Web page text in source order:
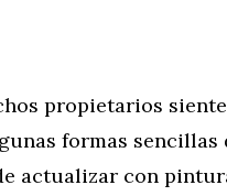
propietarios
formas sencillas
actualizar con